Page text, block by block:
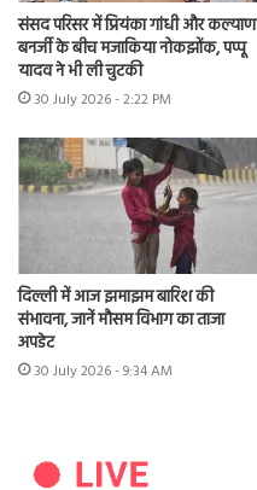
संसद परिसर में प्रियंका गांधी और कल्याण
बनर्जी के बीच मजाकिया नोकझोंक, पप्पू
यादव ने भी ली चुटकी
30 July 2026 - 2:22 PM
दिल्ली में आज झमाझम बारिश की
संभावना, जानें मौसम विभाग का ताजा
अपडेट
30 July 2026 - 9:34 AM